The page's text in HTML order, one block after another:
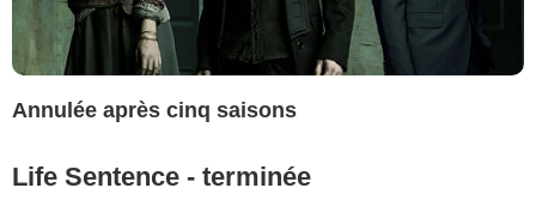
Annulée après cinq saisons
Life Sentence - terminée